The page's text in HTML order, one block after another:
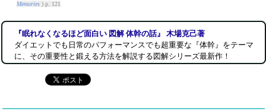
Memories) p. 121
『眠れなくなるほど面白い 図解 体幹の話』 木場克己著
ダイエットでも日常のパフォーマンスでも超重要な『体幹』をテーマ
に、その重要性と鍛える方法を解説する図解シリーズ最新作！